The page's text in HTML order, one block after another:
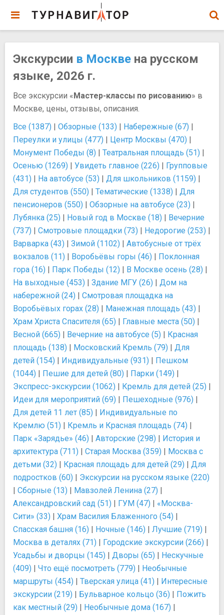
Экскурсии в Москве на русском
языке, 2026 г.
Все экскурсии «Мастер-классы по рисованию» в
Москве, цены, отзывы, описания.
Все (1387) | Обзорные (133) | Набережные (67) |
Переулки и улицы (477) | Центр Москвы (470) |
Монумент Победы (8) | Театральная площадь (51) |
Осенью (1269) | Увидеть главное (226) | Групповые
(431) | На автобусе (53) | Для школьников (1159) |
Для студентов (550) | Тематические (1338) | Для
пенсионеров (550) | Обзорные на автобусе (23) |
Лубянка (25) | Новый год в Москве (18) | Вечерние
(737) | Смотровые площадки (73) | Недорогие (253) |
Варварка (43) | Зимой (1102) | Автобусные от трёх
вокзалов (11) | Воробьёвы горы (46) | Поклонная
гора (16) | Парк Победы (12) | В Москве осень (28) |
На выходные (453) | Здание МГУ (26) | Дом на
набережной (24) | Смотровая площадка на
Воробьёвых горах (28) | Манежная площадь (43) |
Храм Христа Спасителя (65) | Главные места (50) |
Весной (665) | Вечерние на автобусе (5) | Красная
площадь (138) | Московский Кремль (79) | Для
детей (154) | Индивидуальные (931) | Пешком
(1044) | Пешие для детей (80) | Парки (149) |
Экспресс-экскурсии (1062) | Кремль для детей (25) |
Идеи для мероприятий (69) | Пешеходные (976) |
Для детей 11 лет (85) | Индивидуальные по
Кремлю (51) | Кремль и Красная площадь (74) |
Парк «Зарядье» (46) | Авторские (298) | История и
архитектура (711) | Старая Москва (359) | Москва с
детьми (32) | Красная площадь для детей (29) | Для
подростков (60) | Экскурсии на русском языке (220)
| Сборные (13) | Мавзолей Ленина (27) |
Александровский сад (51) | ГУМ (47) | «Москва-
Сити» (33) | Храм Василия Блаженного (54) |
Спасская башня (16) | Ночные (146) | Лучшие (719) |
Москва в деталях (71) | Городские экскурсии (266) |
Усадьбы и дворцы (145) | Дворы (65) | Нескучные
(409) | Что ещё посмотреть (779) | Необычные
маршруты (454) | Тверская улица (41) | Интересные
экскурсии (219) | Бульварное кольцо (36) | Пожить
как местный (29) | Необычные дома (167) |